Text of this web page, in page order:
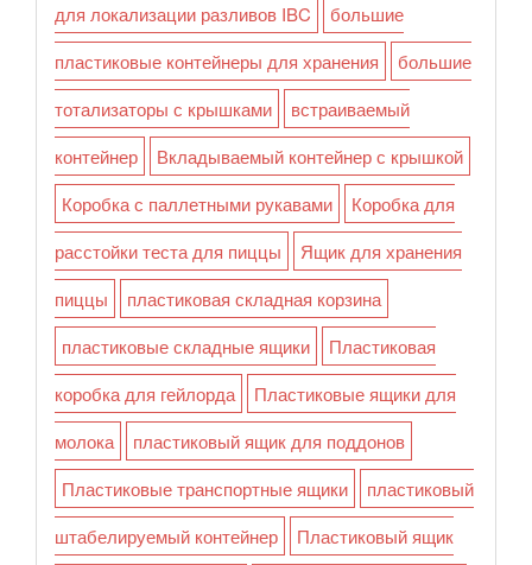
для локализации разливов IBC
большие
пластиковые контейнеры для хранения
большие
тотализаторы с крышками
встраиваемый
контейнер
Вкладываемый контейнер с крышкой
Коробка с паллетными рукавами
Коробка для
расстойки теста для пиццы
Ящик для хранения
пиццы
пластиковая складная корзина
пластиковые складные ящики
Пластиковая
коробка для гейлорда
Пластиковые ящики для
молока
пластиковый ящик для поддонов
Пластиковые транспортные ящики
пластиковый
штабелируемый контейнер
Пластиковый ящик